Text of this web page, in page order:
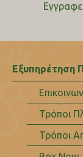
Εξυπηρέτηση
Τρόποι
Τρόποι